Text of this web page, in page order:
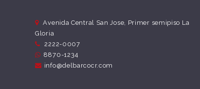
Avenida Central San Jose, Primer semipiso La
Gloria
2222-0007
8870-1234
info@delbarcocr.com